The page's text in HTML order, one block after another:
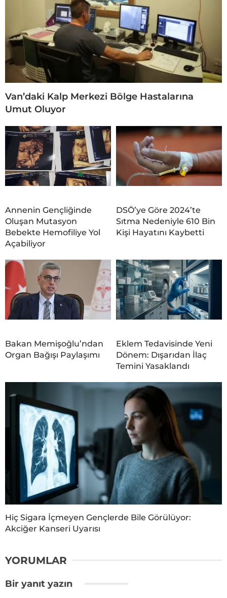
Van’daki Kalp Merkezi Bölge Hastalarına
Umut Oluyor
Annenin Gençliğinde
Oluşan Mutasyon
Bebekte Hemofiliye Yol
Açabiliyor
DSÖ’ye Göre 2024’te
Sıtma Nedeniyle 610 Bin
Kişi Hayatını Kaybetti
Bakan Memişoğlu’ndan
Organ Bağışı Paylaşımı
Eklem Tedavisinde Yeni
Dönem: Dışarıdan İlaç
Temini Yasaklandı
Hiç Sigara İçmeyen Gençlerde Bile Görülüyor:
Akciğer Kanseri Uyarısı
YORUMLAR
Bir yanıt yazın